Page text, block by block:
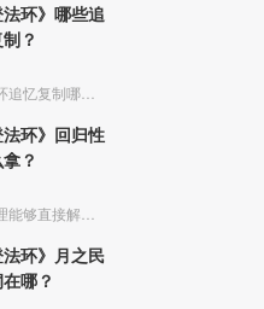
法环》哪些追
？
法环》回归性
？
法环》月之民
哪？